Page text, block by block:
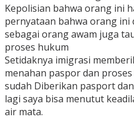
Kepolisian bahwa orang ini
pernyataan bahwa orang ini
sebagai orang awam juga
proses hukum
Setidaknya imigrasi
menahan paspor dan
sudah Diberikan pasport
lagi saya bisa menutut
air mata.